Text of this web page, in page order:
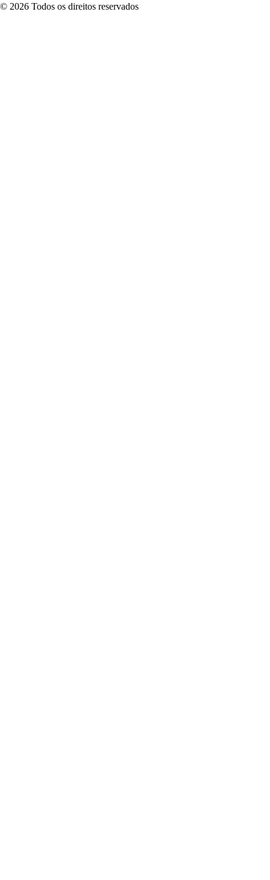
© 2026 Todos os direitos reservados